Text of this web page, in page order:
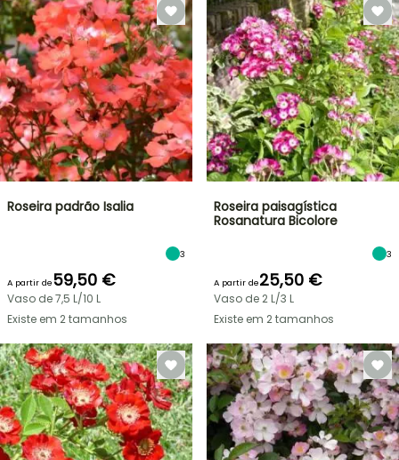
Roseira padrão Isalia
3
A partir de59,50 €
Vaso de 7,5 L/10 L
Existe em 2 tamanhos
Roseira paisagística
Rosanatura Bicolore
3
A partir de25,50 €
Vaso de 2 L/3 L
Existe em 2 tamanhos